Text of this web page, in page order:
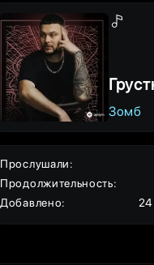
Зомб
Прослушали:
Продолжительность:
Добавлено: 24